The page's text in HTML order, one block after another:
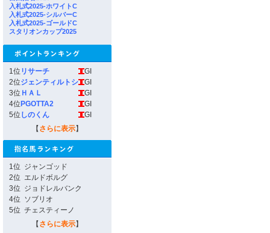
入札式2025-ホワイトC
入札式2025-シルバーC
入札式2025-ゴールドC
スタリオンカップ2025
1位 リサーチ
GI
2位ジェンティルトシ
GI
3位 ＨＡＬ
GI
4位 PGOTTA2
GI
5位 しのくん
GI
【 さらに表示】
1位 ジャンゴッド
2位 エルドボルグ
3位 ジョドレルバンク
4位 ソブリオ
5位 チェスティーノ
【 さらに表示】